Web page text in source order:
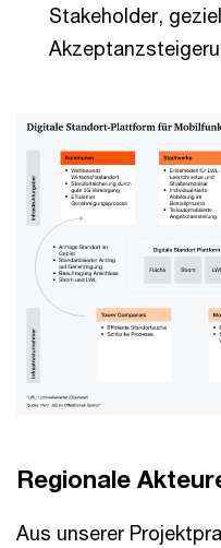
Stakeholder,
Regionale
Aus unserer